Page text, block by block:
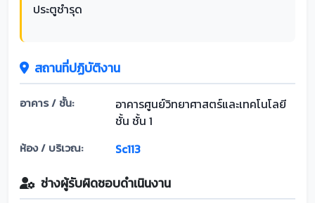
ประตูชำรุด
สถานที่ปฏิบัติงาน
อาคาร / ชั้น:
อาคารศูนย์วิทยาศาสตร์และเทคโนโลยี
ชั้น ชั้น 1
ห้อง / บริเวณ: Sc113
ช่างผู้รับผิดชอบดำเนินงาน